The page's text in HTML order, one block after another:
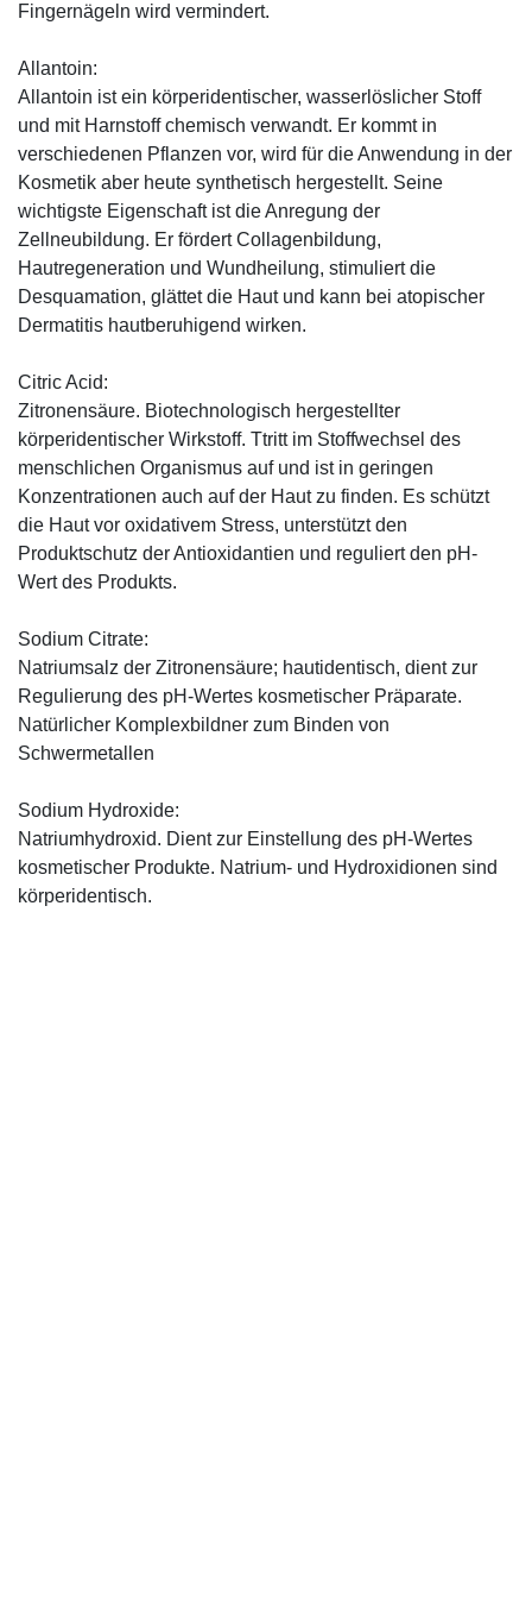
Fingernägeln wird vermindert.
Allantoin:
Allantoin ist ein körperidentischer, wasserlöslicher Stoff
und mit Harnstoff chemisch verwandt. Er kommt in
verschiedenen Pflanzen vor, wird für die Anwendung in der
Kosmetik aber heute synthetisch hergestellt. Seine
wichtigste Eigenschaft ist die Anregung der
Zellneubildung. Er fördert Collagenbildung,
Hautregeneration und Wundheilung, stimuliert die
Desquamation, glättet die Haut und kann bei atopischer
Dermatitis hautberuhigend wirken.
Citric Acid:
Zitronensäure. Biotechnologisch hergestellter
körperidentischer Wirkstoff. Ttritt im Stoffwechsel des
menschlichen Organismus auf und ist in geringen
Konzentrationen auch auf der Haut zu finden. Es schützt
die Haut vor oxidativem Stress, unterstützt den
Produktschutz der Antioxidantien und reguliert den pH-
Wert des Produkts.
Sodium Citrate:
Natriumsalz der Zitronensäure; hautidentisch, dient zur
Regulierung des pH-Wertes kosmetischer Präparate.
Natürlicher Komplexbildner zum Binden von
Schwermetallen
Sodium Hydroxide:
Natriumhydroxid. Dient zur Einstellung des pH-Wertes
kosmetischer Produkte. Natrium- und Hydroxidionen sind
körperidentisch.